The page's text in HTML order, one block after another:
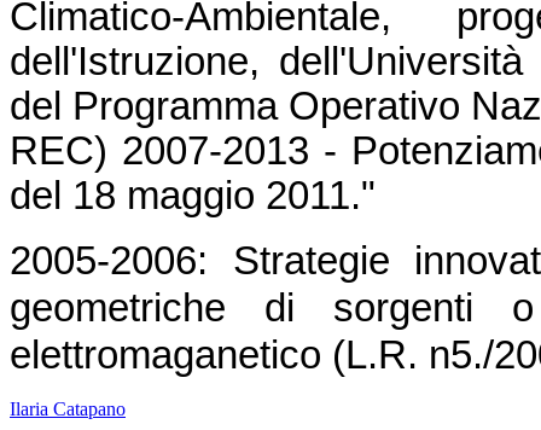
Climatico‐Ambientale,
dell'Istruzione,
del Programma Operativo
REC) 2007-2013 -
del 18 maggio 2011."
2005-2006: Strategie
geometriche di sorgenti
elettromaganetico (L.R. n5./
Ilaria Catapano